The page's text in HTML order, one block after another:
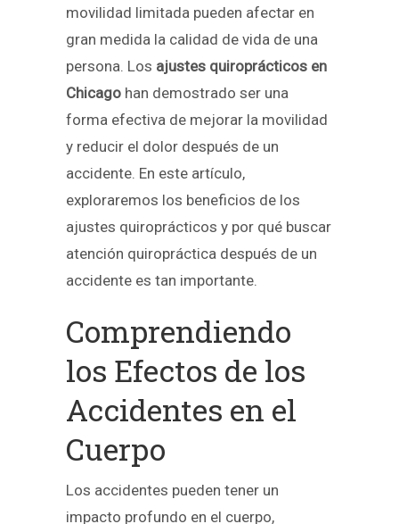
movilidad limitada pueden afectar en
gran medida la calidad de vida de una
persona. Los ajustes quiroprácticos en
Chicago han demostrado ser una
forma efectiva de mejorar la movilidad
y reducir el dolor después de un
accidente. En este artículo,
exploraremos los beneficios de los
ajustes quiroprácticos y por qué buscar
atención quiropráctica después de un
accidente es tan importante.
Comprendiendo
los Efectos de los
Accidentes en el
Cuerpo
Los accidentes pueden tener un
impacto profundo en el cuerpo,